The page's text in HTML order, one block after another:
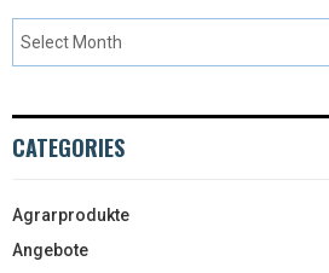
CATEGORIES
Agrarprodukte
Angebote